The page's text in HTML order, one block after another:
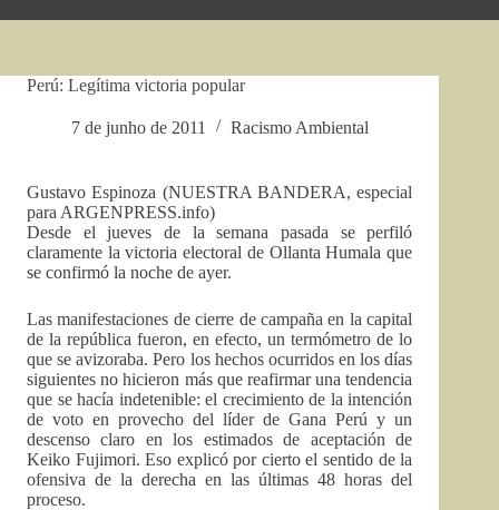
Perú: Legítima victoria popular
7 de junho de 2011 Racismo Ambiental
Gustavo Espinoza (NUESTRA BANDERA, especial
para ARGENPRESS.info)
Desde el jueves de la semana pasada se perfiló
claramente la victoria electoral de Ollanta Humala que
se confirmó la noche de ayer.
Las manifestaciones de cierre de campaña en la capital
de la república fueron, en efecto, un termómetro de lo
que se avizoraba. Pero los hechos ocurridos en los días
siguientes no hicieron más que reafirmar una tendencia
que se hacía indetenible: el crecimiento de la intención
de voto en provecho del líder de Gana Perú y un
descenso claro en los estimados de aceptación de
Keiko Fujimori. Eso explicó por cierto el sentido de la
ofensiva de la derecha en las últimas 48 horas del
proceso.